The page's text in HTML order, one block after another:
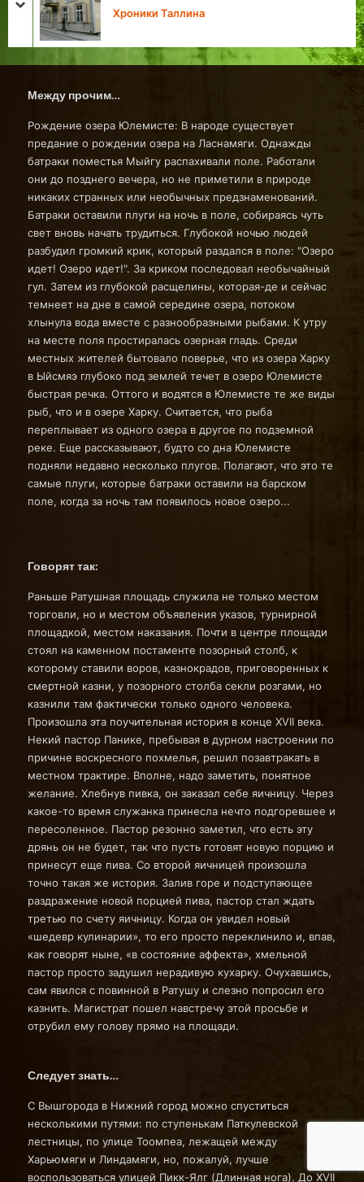
Хроники Таллина
prev
next
Между прочим…
Рождение озера Юлемисте: В народе существует
предание о рождении озера на Ласнамяги. Однажды
батраки поместья Мыйгу распахивали поле. Работали
они до позднего вечера, но не приметили в природе
никаких странных или необычных предзнаменований.
Батраки оставили плуги на ночь в поле, собираясь чуть
свет вновь начать трудиться. Глубокой ночью людей
разбудил громкий крик, который раздался в поле: "Озеро
идет! Озеро идет!". За криком последовал необычайный
гул. Затем из глубокой расщелины, которая-де и сейчас
темнеет на дне в самой середине озера, потоком
хлынула вода вместе с разнообразными рыбами. К утру
на месте поля простиралась озерная гладь. Среди
местных жителей бытовало поверье, что из озера Харку
в Ыйсмяэ глубоко под землей течет в озеро Юлемисте
быстрая речка. Оттого и водятся в Юлемисте те же виды
рыб, что и в озере Харку. Считается, что рыба
переплывает из одного озера в другое по подземной
реке. Еще рассказывают, будто со дна Юлемисте
подняли недавно несколько плугов. Полагают, что это те
самые плуги, которые батраки оставили на барском
поле, когда за ночь там появилось новое озеро...
Говорят так:
Раньше Ратушная площадь служила не только местом
торговли, но и местом объявления указов, турнирной
площадкой, местом наказания. Почти в центре площади
стоял на каменном постаменте позорный столб, к
которому ставили воров, казнокрадов, приговоренных к
смертной казни, у позорного столба секли розгами, но
казнили там фактически только одного человека.
Произошла эта поучительная история в конце XVII века.
Некий пастор Панике, пребывая в дурном настроении по
причине воскресного похмелья, решил позавтракать в
местном трактире. Вполне, надо заметить, понятное
желание. Хлебнув пивка, он заказал себе яичницу. Через
какое-то время служанка принесла нечто подгоревшее и
пересоленное. Пастор резонно заметил, что есть эту
дрянь он не будет, так что пусть готовят новую порцию и
принесут еще пива. Со второй яичницей произошла
точно такая же история. Залив горе и подступающее
раздражение новой порцией пива, пастор стал ждать
третью по счету яичницу. Когда он увидел новый
«шедевр кулинарии», то его просто переклинило и, впав,
как говорят ныне, «в состояние аффекта», хмельной
пастор просто задушил нерадивую кухарку. Очухавшись,
сам явился с повинной в Ратушу и слезно попросил его
казнить. Магистрат пошел навстречу этой просьбе и
отрубил ему голову прямо на площади.
Следует знать…
С Вышгорода в Нижний город можно спуститься
несколькими путями: по ступенькам Паткулевской
лестницы, по улице Тоомпеа, лежащей между
Харьюмяги и Линдамяги, но, пожалуй, лучше
воспользоваться улицей Пикк-Ялг (Длинная нога). До XVII